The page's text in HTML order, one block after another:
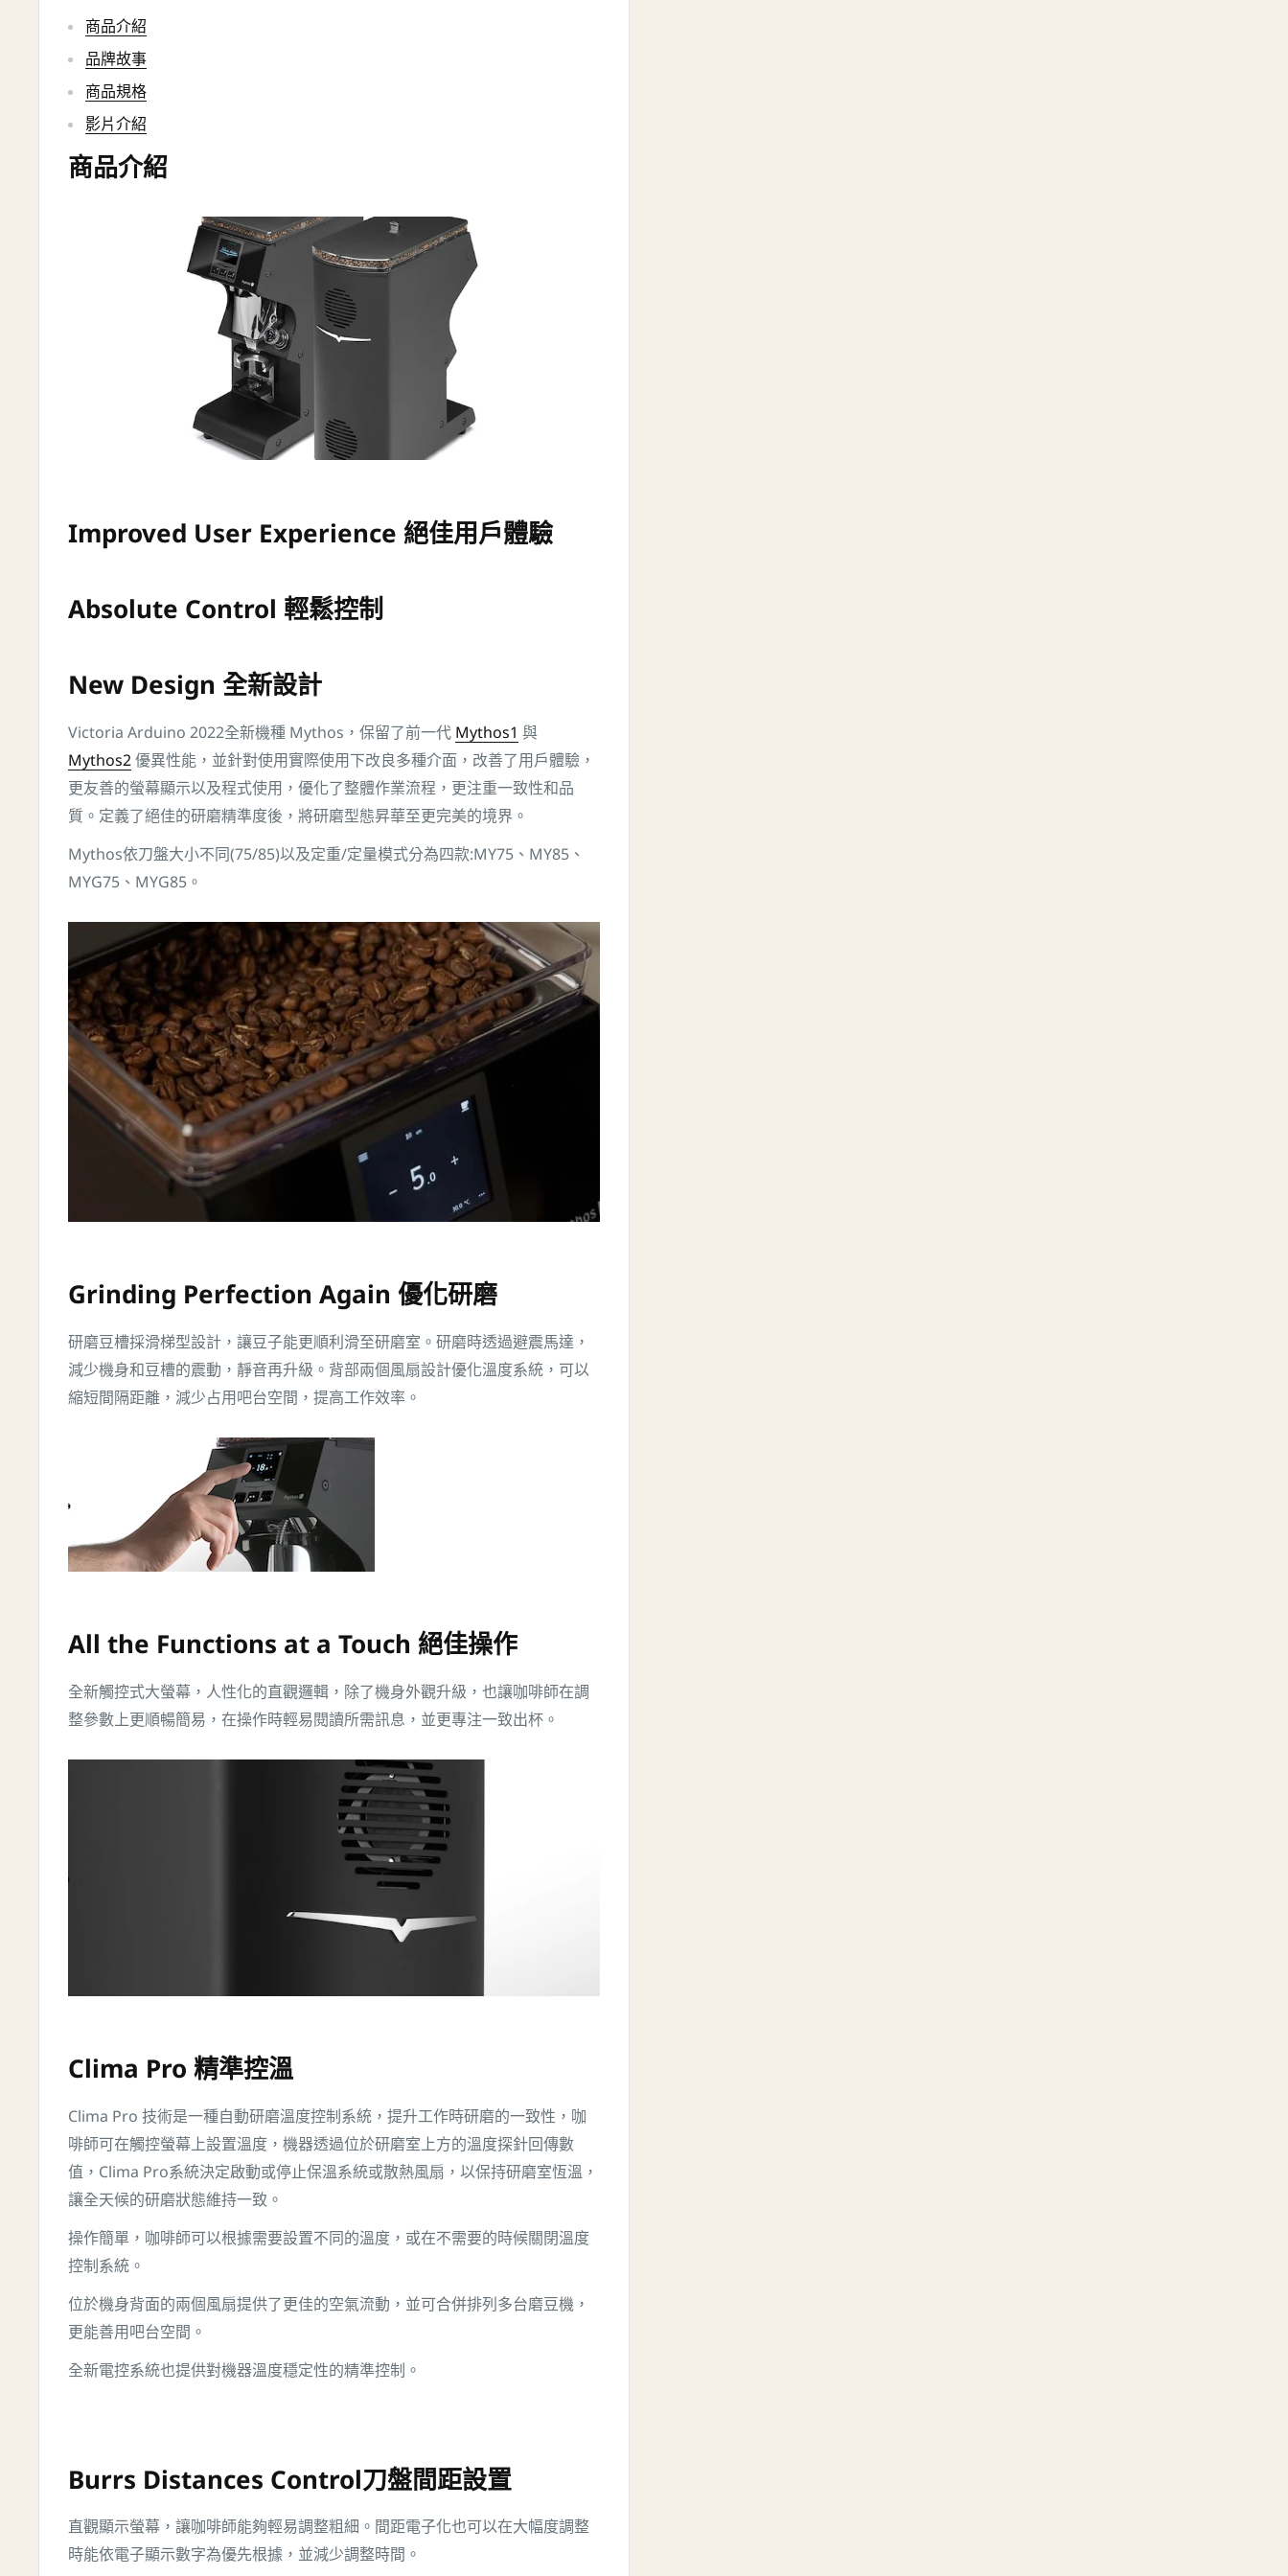
商品介紹
品牌故事
商品規格
影片介紹
商品介紹
Improved User Experience 絕佳用戶體驗
Absolute Control 輕鬆控制
New Design 全新設計
Victoria Arduino 2022全新機種 Mythos，保留了前一代 Mythos1 與
Mythos2優異性能，並針對使用實際使用下改良多種介面，改善了用戶體驗，
更友善的螢幕顯示以及程式使用，優化了整體作業流程，更注重一致性和品
質。定義了絕佳的研磨精準度後，將研磨型態昇華至更完美的境界。
Mythos依刀盤大小不同(75/85)以及定重/定量模式分為四款:MY75、MY85、
MYG75、MYG85。
Grinding Perfection Again 優化研磨
研磨豆槽採滑梯型設計，讓豆子能更順利滑至研磨室。研磨時透過避震馬達，
減少機身和豆槽的震動，靜音再升級。背部兩個風扇設計優化溫度系統，可以
縮短間隔距離，減少占用吧台空間，提高工作效率。
All the Functions at a Touch 絕佳操作
全新觸控式大螢幕，人性化的直觀邏輯，除了機身外觀升級，也讓咖啡師在調
整參數上更順暢簡易，在操作時輕易閱讀所需訊息，並更專注一致出杯。
Clima Pro 精準控溫
Clima Pro 技術是一種自動研磨溫度控制系統，提升工作時研磨的一致性，咖
啡師可在觸控螢幕上設置溫度，機器透過位於研磨室上方的溫度探針回傳數
值，Clima Pro系統決定啟動或停止保溫系統或散熱風扇，以保持研磨室恆溫，
讓全天候的研磨狀態維持一致。
操作簡單，咖啡師可以根據需要設置不同的溫度，或在不需要的時候關閉溫度
控制系統。
位於機身背面的兩個風扇提供了更佳的空氣流動，並可合併排列多台磨豆機，
更能善用吧台空間。
全新電控系統也提供對機器溫度穩定性的精準控制。
Burrs Distances Control刀盤間距設置
直觀顯示螢幕，讓咖啡師能夠輕易調整粗細。間距電子化也可以在大幅度調整
時能依電子顯示數字為優先根據，並減少調整時間。